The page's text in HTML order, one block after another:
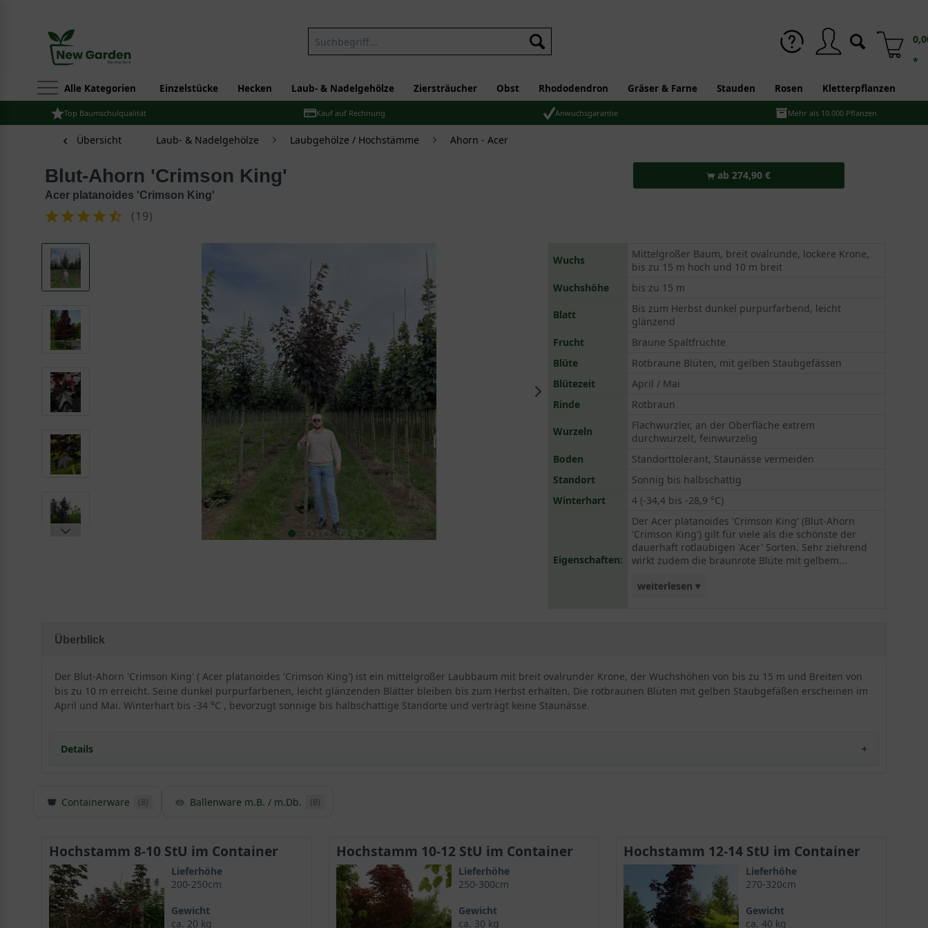
*
Alle Kategorien Einzelstücke Hecken Laub- & Nadelgehölze Ziersträucher Obst Rhododendron Gräser & Farne Stauden Rosen Kletterpflanzen
Top Baumschulqualität Kauf auf Rechnung Anwuchsgarantie Mehr als 10.000 Pflanzen
Übersicht Laub- & Nadelgehölze Laubgehölze / Hochstämme Ahorn - Acer
Blut-Ahorn 'Crimson King'
Acer platanoides 'Crimson King'
(19)
ab 274,90 €
Wuchs
Mittelgroßer Baum, breit ovalrunde, lockere Krone,
bis zu 15 m hoch und 10 m breit
Wuchshöhe
bis zu 15 m
Blatt
Bis zum Herbst dunkel purpurfarbend, leicht
glänzend
Frucht
Braune Spaltfrüchte
Blüte
Rotbraune Blüten, mit gelben Staubgefässen
Blütezeit
April / Mai
Rinde
Rotbraun
Wurzeln
Flachwurzler, an der Oberfläche extrem
durchwurzelt, feinwurzelig
Boden
Standorttolerant, Staunässe vermeiden
Standort
Sonnig bis halbschattig
Winterhart
4 (-34,4 bis -28,9 °C)
Eigenschaften:
Der Acer platanoides 'Crimson King' (Blut-Ahorn
'Crimson King') gilt für viele als die schönste der
dauerhaft rotlaubigen 'Acer' Sorten. Sehr ziehrend
wirkt zudem die braunrote Blüte mit gelbem...
weiterlesen ▾
vermieden werden, dann bereitet der Acer
platanoides 'Crimson King' (Blut-Ahorn 'Crimson
King') jede Menge Freude.
Überblick
Der Blut-Ahorn 'Crimson King' ( Acer platanoides 'Crimson King') ist ein mittelgroßer Laubbaum mit breit ovalrunder Krone, der Wuchshöhen von bis zu 15 m und Breiten von
bis zu 10 m erreicht. Seine dunkel purpurfarbenen, leicht glänzenden Blätter bleiben bis zum Herbst erhalten. Die rotbraunen Blüten mit gelben Staubgefäßen erscheinen im
April und Mai. Winterhart bis -34 °C , bevorzugt sonnige bis halbschattige Standorte und verträgt keine Staunässe.
Details
Herkunft und Besonderheit des Blut-Ahorns / Acer platanoides ‘Crimson King‘
gebracht und gilt als die wohl schönste unter den rotlaubigenAhornbäumen.
Blut-Ahorn‘ Crimson King‘ gilt als der König unter den rotlaubigen Ahornsorten
Dies verkündet bereits der Beiname ’Crimson King‘, der übersetzt aus dem Englischen karminroter König bedeutet und damit die leuchtend karminrote Färbung des Blattkleids
treffend beschreibt. Im deutschsprachigen Raum ist dieser
Ahorn auch unter dem Namen Blut-Ahorn ’Crimson King’ bekannt.
Containerware (8) Ballenware m.B. / m.Db. (8)
Hochstamm 8-10 StU im Container
Lieferhöhe
200-250cm
Gewicht
ca. 20 kg
Hochstamm 10-12 StU im Container
Lieferhöhe
250-300cm
Gewicht
ca. 30 kg
Hochstamm 12-14 StU im Container
Lieferhöhe
270-320cm
Gewicht
ca. 40 kg